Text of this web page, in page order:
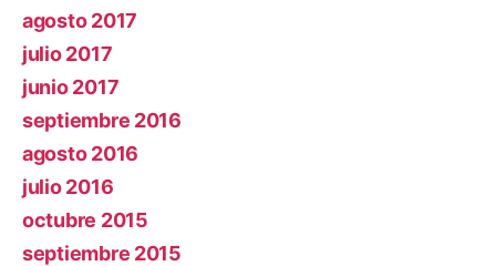
agosto 2017
julio 2017
junio 2017
septiembre 2016
agosto 2016
julio 2016
octubre 2015
septiembre 2015